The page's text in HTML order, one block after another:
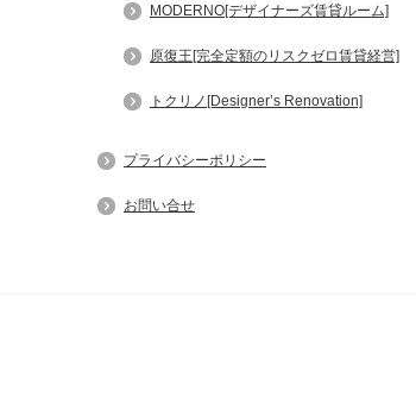
MODERNO[デザイナーズ賃貸ルーム]
原復王[完全定額のリスクゼロ賃貸経営]
トクリノ[Designer’s Renovation]
プライバシーポリシー
お問い合せ